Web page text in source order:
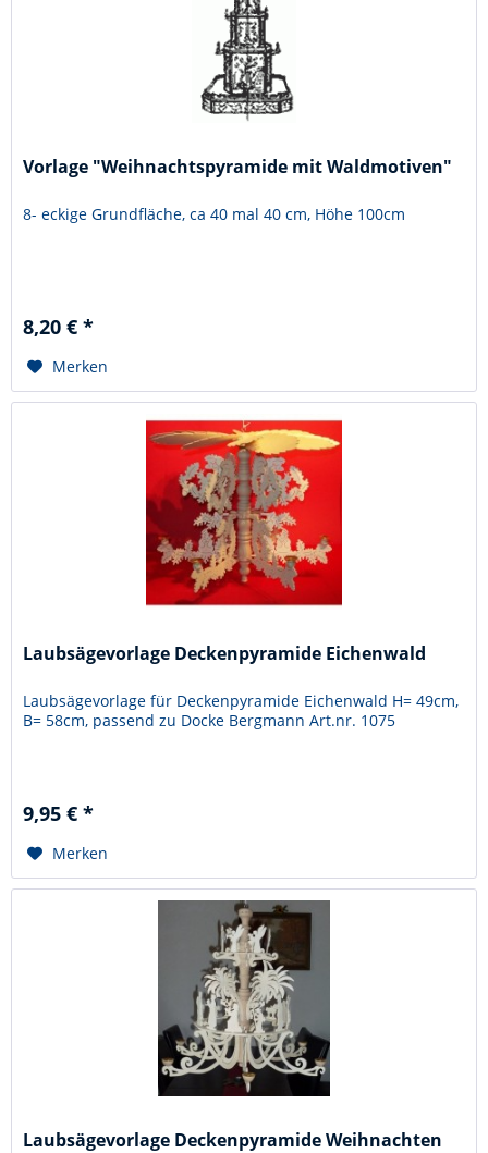
Vorlage "Weihnachtspyramide mit Waldmotiven"
8- eckige Grundfläche, ca 40 mal 40 cm, Höhe 100cm
8,20 € *
Merken
Laubsägevorlage Deckenpyramide Eichenwald
Laubsägevorlage für Deckenpyramide Eichenwald H= 49cm,
B= 58cm, passend zu Docke Bergmann Art.nr. 1075
9,95 € *
Merken
Laubsägevorlage Deckenpyramide Weihnachten